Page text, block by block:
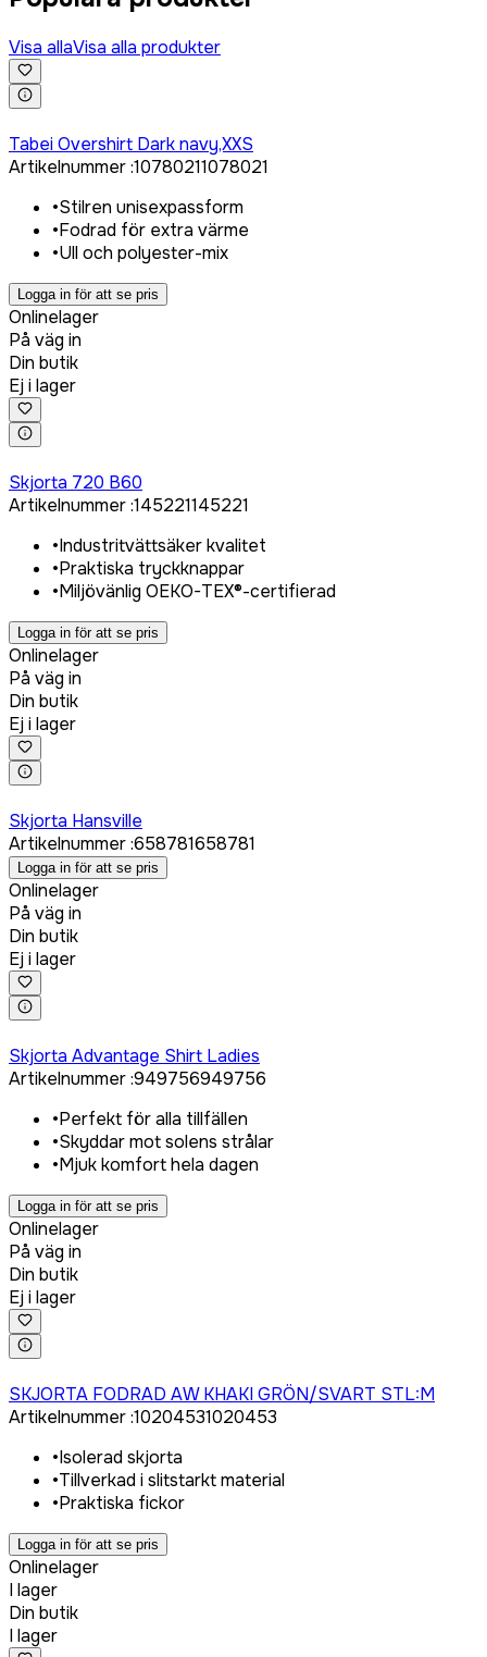
Visa allaVisa alla produkter
Tabei Overshirt Dark navy,XXS
Artikelnummer:10780211078021
•Stilren unisexpassform
•Fodrad för extra värme
•Ull och polyester-mix
Logga in för att se pris
Onlinelager
På väg in
Din butik
Ej i lager
Skjorta 720 B60
Artikelnummer:145221145221
•Industritvättsäker kvalitet
•Praktiska tryckknappar
•Miljövänlig OEKO-TEX®-certifierad
Logga in för att se pris
Onlinelager
På väg in
Din butik
Ej i lager
Skjorta Hansville
Artikelnummer:658781658781
Logga in för att se pris
Onlinelager
På väg in
Din butik
Ej i lager
Skjorta Advantage Shirt Ladies
Artikelnummer:949756949756
•Perfekt för alla tillfällen
•Skyddar mot solens strålar
•Mjuk komfort hela dagen
Logga in för att se pris
Onlinelager
På väg in
Din butik
Ej i lager
SKJORTA FODRAD AW KHAKI GRÖN/SVART STL:M
Artikelnummer:10204531020453
•Isolerad skjorta
•Tillverkad i slitstarkt material
•Praktiska fickor
Logga in för att se pris
Onlinelager
I lager
Din butik
I lager